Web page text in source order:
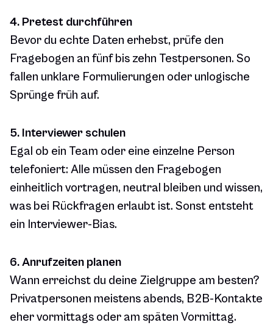
4. Pretest durchführen
Bevor du echte Daten erhebst, prüfe den
Fragebogen an fünf bis zehn Testpersonen. So
fallen unklare Formulierungen oder unlogische
Sprünge früh auf.
5. Interviewer schulen
Egal ob ein Team oder eine einzelne Person
telefoniert: Alle müssen den Fragebogen
einheitlich vortragen, neutral bleiben und wissen,
was bei Rückfragen erlaubt ist. Sonst entsteht
ein Interviewer-Bias.
6. Anrufzeiten planen
Wann erreichst du deine Zielgruppe am besten?
Privatpersonen meistens abends, B2B-Kontakte
eher vormittags oder am späten Vormittag.